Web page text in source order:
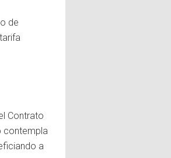
de
Contrato
contempla
a